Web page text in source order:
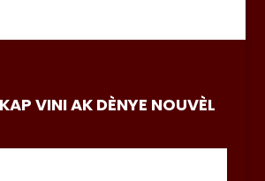
VINI AK DÈNYE NOUVÈL